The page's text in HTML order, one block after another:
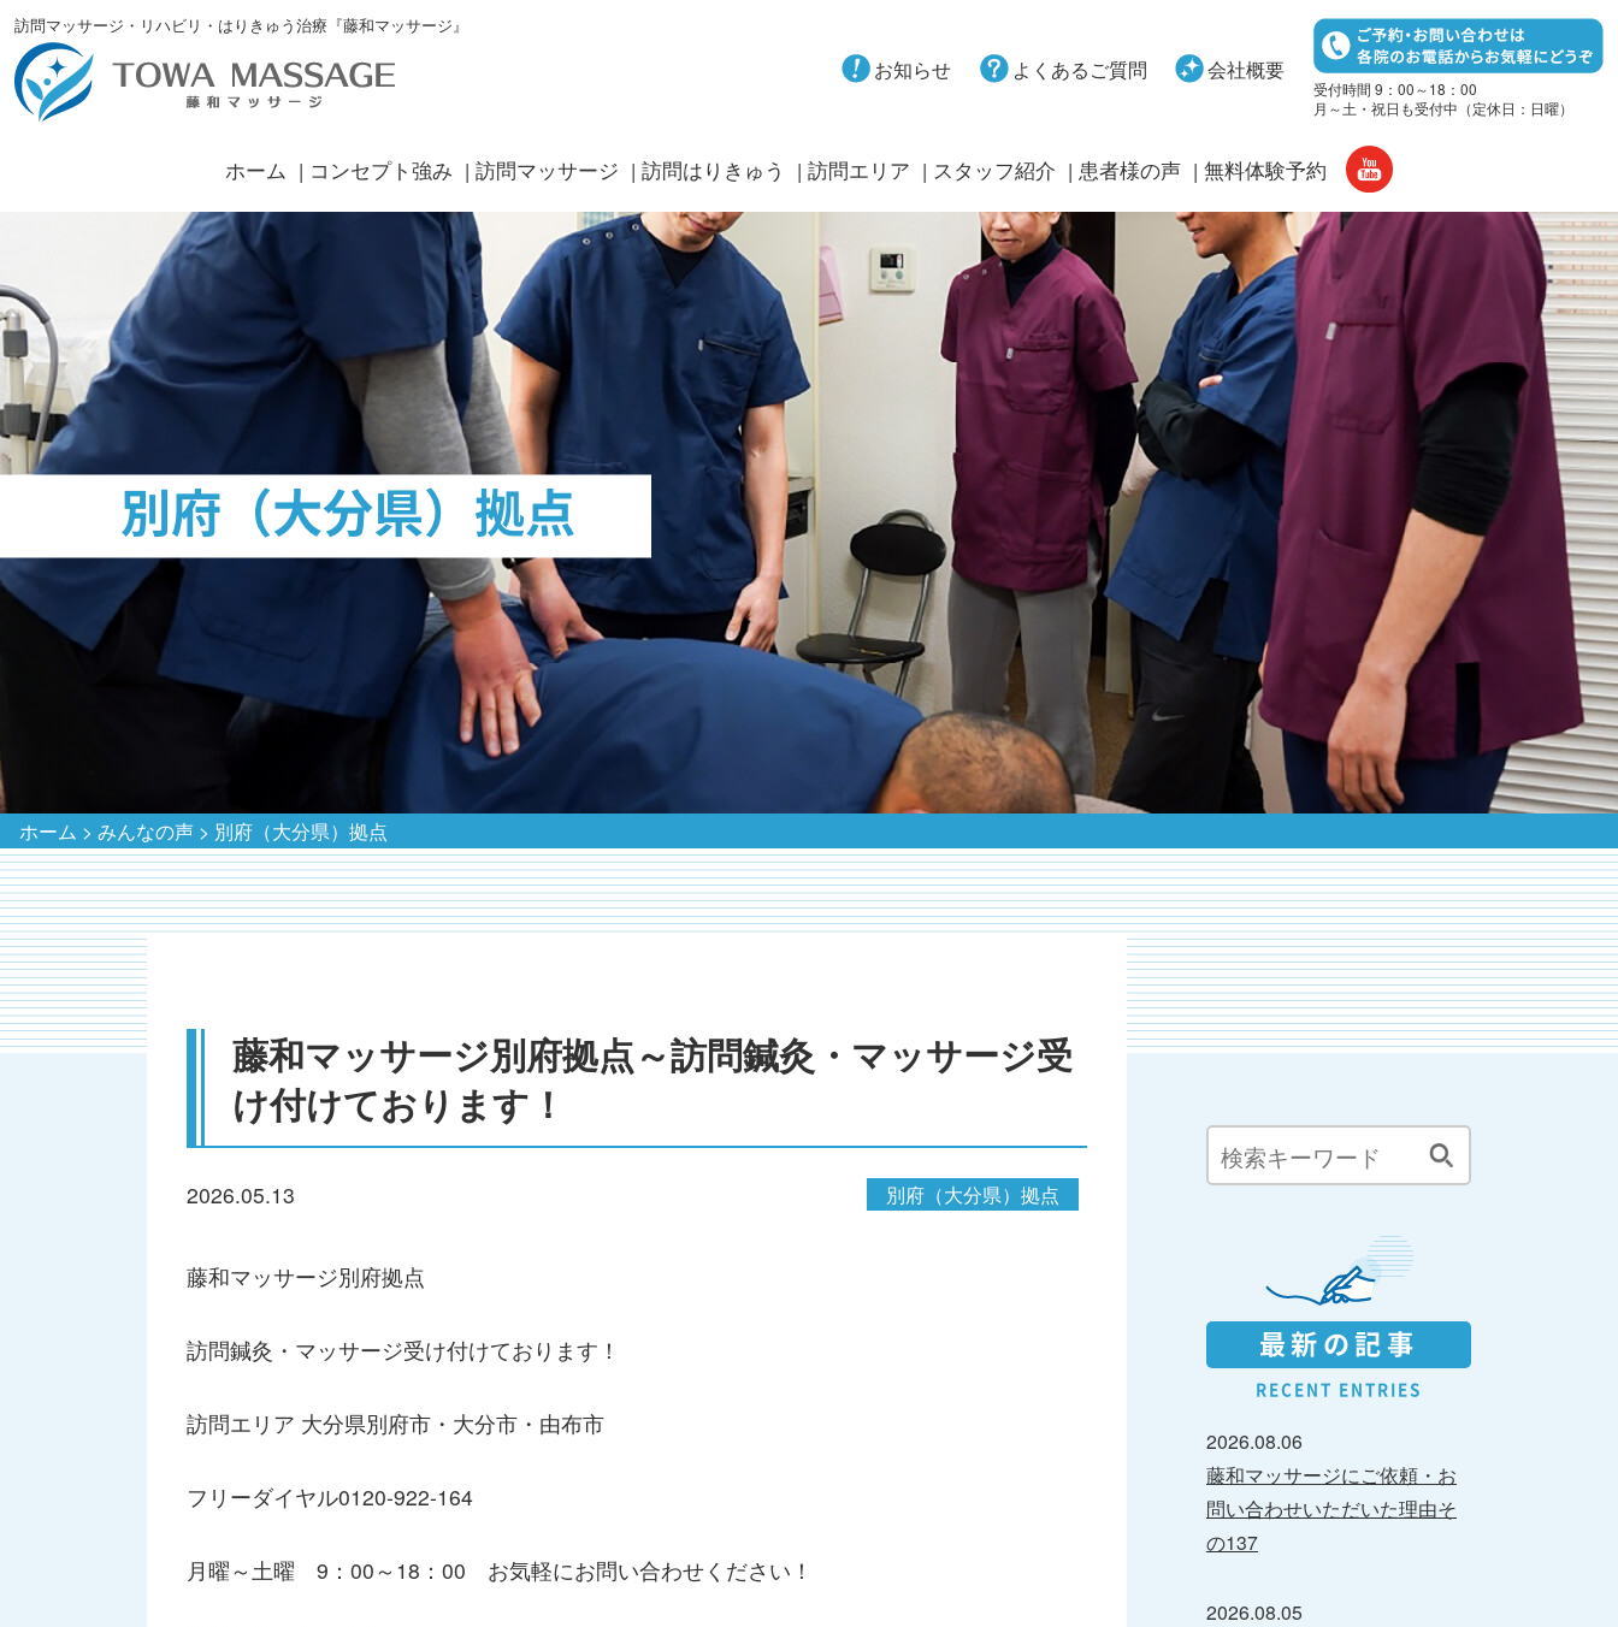
訪問マッサージ・リハビリ・はりきゅう治療『藤和マッサージ』
お知らせ よくあるご質問 会社概要
受付時間 9：00～18：00
月～土・祝日も受付中（定休日：日曜）
ホーム コンセプト強み 訪問マッサージ 訪問はりきゅう 訪問エリア スタッフ紹介 患者様の声 無料体験予約
別府（大分県）拠点
ホーム > みんなの声> 別府（大分県）拠点
藤和マッサージ別府拠点～訪問鍼灸・マッサージ受
け付けております！
2026.05.13 別府（大分県）拠点
藤和マッサージ別府拠点
訪問鍼灸・マッサージ受け付けております！
訪問エリア 大分県別府市・大分市・由布市
フリーダイヤル0120-922-164
月曜～土曜 9：00～18：00 お気軽にお問い合わせください！
最新の記事
RECENT ENTRIES
2026.08.06
藤和マッサージにご依頼・お
問い合わせいただいた理由そ
の137
2026.08.05